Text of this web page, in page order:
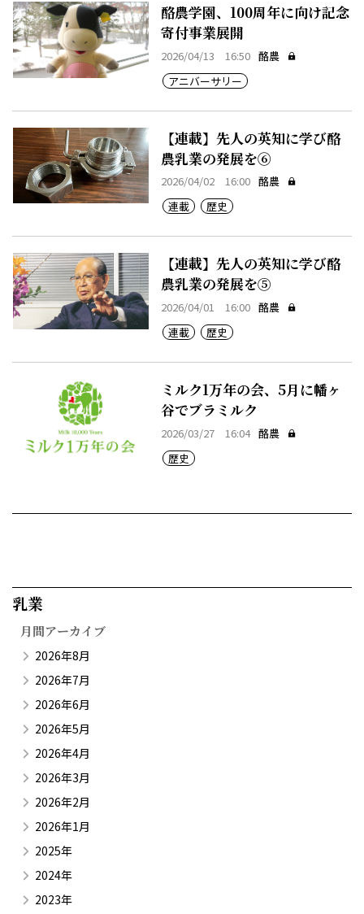
酪農学園、100周年に向け記念
寄付事業展開
2026/04/13 16:50 酪農
アニバーサリー
【連載】先人の英知に学び酪
農乳業の発展を⑥
2026/04/02 16:00 酪農
連載
歴史
【連載】先人の英知に学び酪
農乳業の発展を⑤
2026/04/01 16:00 酪農
連載
歴史
ミルク1万年の会、5月に幡ヶ
谷でブラミルク
2026/03/27 16:04 酪農
歴史
乳業​
月間アーカイブ
2026年8月
2026年7月
2026年6月
2026年5月
2026年4月
2026年3月
2026年2月
2026年1月
2025年
2024年
2023年